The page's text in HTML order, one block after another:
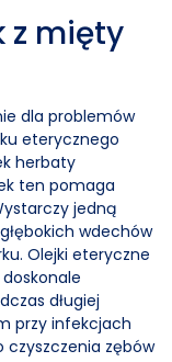
z mięty
dla problemów
eterycznego
herbaty
ten pomaga
jedną
wdechów
Olejki eteryczne
długiej
przy infekcjach
czyszczenia zębów